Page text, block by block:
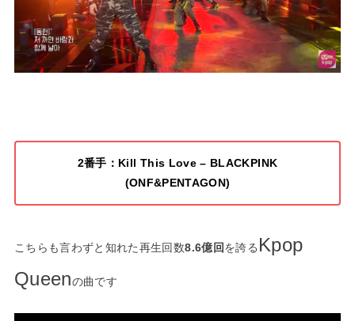
2番手：Kill This Love – BLACKPINK
(ONF&PENTAGON)
こちらも言わずと知れた再生回数8.6億回を誇る Kpop
Queenの曲です